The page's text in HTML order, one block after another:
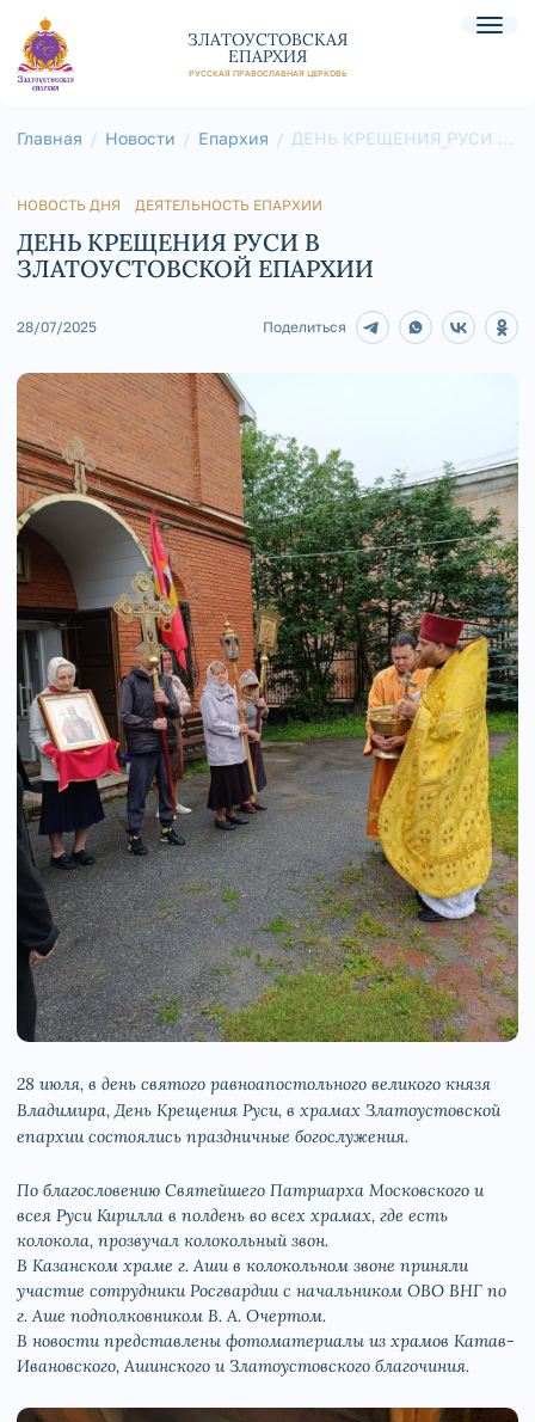
ЗЛАТОУСТОВСКАЯ
ЕПАРХИЯ
РУССКАЯ ПРАВОСЛАВНАЯ ЦЕРКОВЬ
Главная Новости Епархия
ДЕНЬ КРЕЩЕНИЯ РУСИ В
ЗЛАТОУСТОВСКОЙ
НОВОСТЬ ДНЯ ДЕЯТЕЛЬНОСТЬ ЕПАРХИИ
ДЕНЬ КРЕЩЕНИЯ РУСИ В
ЗЛАТОУСТОВСКОЙ ЕПАРХИИ
28/07/2025 Поделиться
28 июля, в день святого равноапостольного великого князя
Владимира, День Крещения Руси, в храмах Златоустовской
епархии состоялись праздничные богослужения.
По благословению Святейшего Патриарха Московского и
всея Руси Кирилла в полдень во всех храмах, где есть
колокола, прозвучал колокольный звон.
В Казанском храме г. Аши в колокольном звоне приняли
участие сотрудники Росгвардии с начальником ОВО ВНГ по
г. Аше подполковником В. А. Очертом.
В новости представлены фотоматериалы из храмов Катав-
Ивановского, Ашинского и Златоустовского благочиния.